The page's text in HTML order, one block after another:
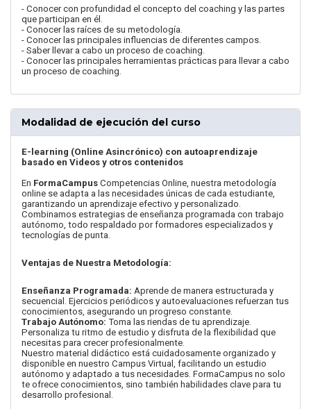
- Conocer con profundidad el concepto del coaching y las partes
que participan en él.
- Conocer las raíces de su metodología.
- Conocer las principales influencias de diferentes campos.
- Saber llevar a cabo un proceso de coaching.
- Conocer las principales herramientas prácticas para llevar a cabo
un proceso de coaching.
Modalidad de ejecución del curso
E-learning (Online Asincrónico) con autoaprendizaje
basado en Videos y otros contenidos
En FormaCampus Competencias Online, nuestra metodología
online se adapta a las necesidades únicas de cada estudiante,
garantizando un aprendizaje efectivo y personalizado.
Combinamos estrategias de enseñanza programada con trabajo
autónomo, todo respaldado por formadores especializados y
tecnologías de punta.
Ventajas de Nuestra Metodología:
Enseñanza Programada: Aprende de manera estructurada y
secuencial. Ejercicios periódicos y autoevaluaciones refuerzan tus
conocimientos, asegurando un progreso constante.
Trabajo Autónomo: Toma las riendas de tu aprendizaje.
Personaliza tu ritmo de estudio y disfruta de la flexibilidad que
necesitas para crecer profesionalmente.
Nuestro material didáctico está cuidadosamente organizado y
disponible en nuestro Campus Virtual, facilitando un estudio
autónomo y adaptado a tus necesidades. FormaCampus no solo
te ofrece conocimientos, sino también habilidades clave para tu
desarrollo profesional.